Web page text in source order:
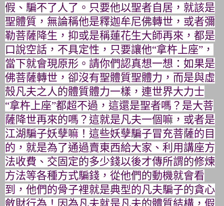
假、騙不了人了。只要他以聖者自居，就該是
聖體質， 無論稱他是釋迦牟尼佛轉世，或者彌
勒菩薩降生， 抑或是稱蓮花生大師再來，都是
口說空話，不具定性，只要讓他“拿杵上座”，
當下就會現原形。請你們認真想一想： 如果是
佛菩薩轉世，卻沒有聖體質聖體力， 而是與虛
殼凡夫之人的體質體力一樣，連世界大力士
“拿杵上座”都超不過，這還是聖者嗎？是大菩
薩降世再來的嗎？ 這就是凡夫一個嘛，或者是
江湖騙子妖孽嘛！ 這些妖孽騙子冒充菩薩的目
的，就是為了通過賣東西給大家、 利用講座方
法收費、 交固定的多少錢以後才傳所謂的修煉
方法等各種方式騙錢， 從他們的動機就會看
到， 他們的骨子裡就是典型的凡夫騙子的貪心
斂財行為！ 因為凡夫就是凡夫的體質結構，假